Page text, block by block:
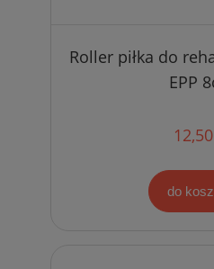
Roller piłka do
EPP
do